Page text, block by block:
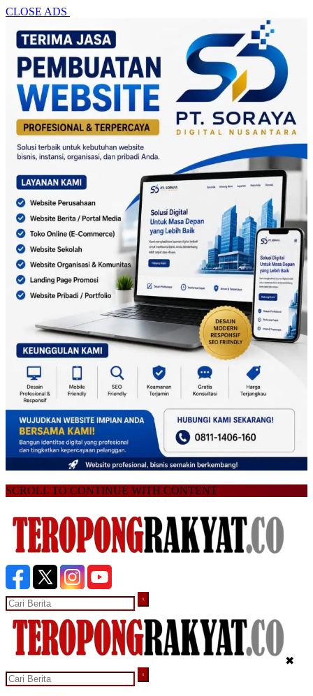
CLOSE ADS
SCROLL TO CONTINUE WITH CONTENT
✖